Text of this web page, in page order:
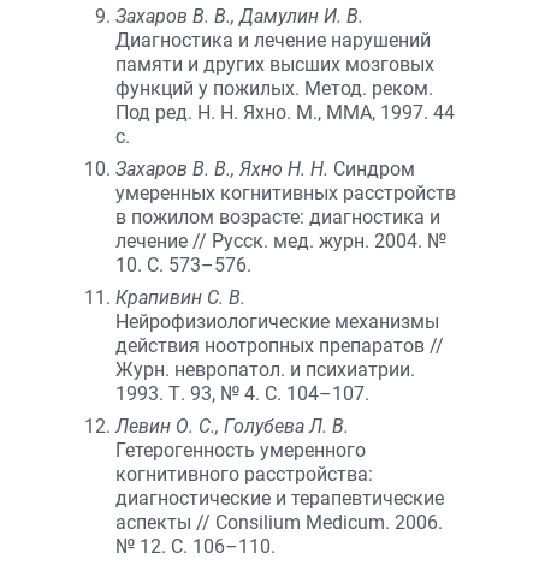
Захаров В. В., Дамулин И. В.
Диагностика и лечение нарушений
памяти и других высших мозговых
функций у пожилых. Метод. реком.
Под ред. Н. Н. Яхно. М., ММА, 1997. 44
с.
Захаров В. В., Яхно Н. Н. Синдром
умеренных когнитивных расстройств
в пожилом возрасте: диагностика и
лечение // Русск. мед. журн. 2004. №
10. С. 573–576.
Крапивин С. В.
Нейрофизиологические механизмы
действия ноотропных препаратов //
Журн. невропатол. и психиатрии.
1993. Т. 93, № 4. С. 104–107.
Левин О. С., Голубева Л. В.
Гетерогенность умеренного
когнитивного расстройства:
диагностические и терапевтические
аспекты // Consilium Medicum. 2006.
№ 12. С. 106–110.